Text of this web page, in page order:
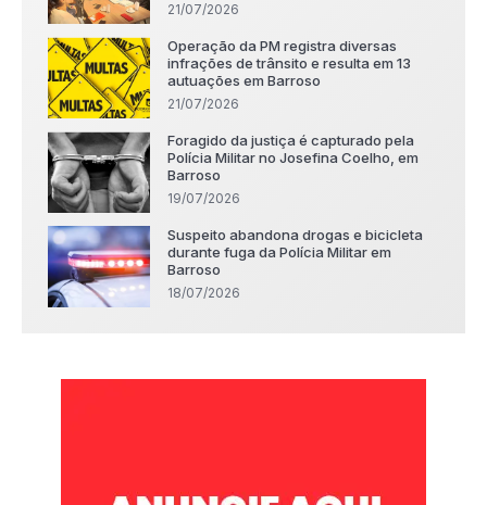
21/07/2026
Operação da PM registra diversas
infrações de trânsito e resulta em 13
autuações em Barroso
21/07/2026
Foragido da justiça é capturado pela
Polícia Militar no Josefina Coelho, em
Barroso
19/07/2026
Suspeito abandona drogas e bicicleta
durante fuga da Polícia Militar em
Barroso
18/07/2026